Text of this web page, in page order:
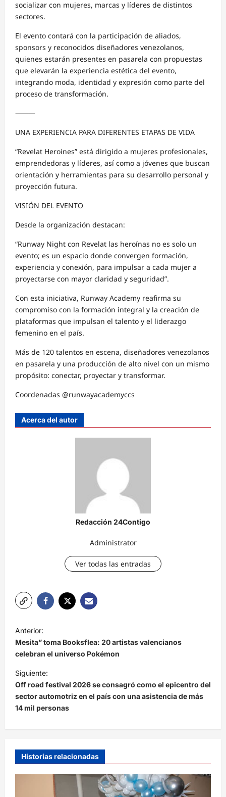
socializar con mujeres, marcas y líderes de distintos
sectores.
El evento contará con la participación de aliados,
sponsors y reconocidos diseñadores venezolanos,
quienes estarán presentes en pasarela con propuestas
que elevarán la experiencia estética del evento,
integrando moda, identidad y expresión como parte del
proceso de transformación.
⸻
UNA EXPERIENCIA PARA DIFERENTES ETAPAS DE VIDA
“Revelat Heroines” está dirigido a mujeres profesionales,
emprendedoras y líderes, así como a jóvenes que buscan
orientación y herramientas para su desarrollo personal y
proyección futura.
VISIÓN DEL EVENTO
Desde la organización destacan:
“Runway Night con Revelat las heroínas no es solo un
evento; es un espacio donde convergen formación,
experiencia y conexión, para impulsar a cada mujer a
proyectarse con mayor claridad y seguridad”.
Con esta iniciativa, Runway Academy reafirma su
compromiso con la formación integral y la creación de
plataformas que impulsan el talento y el liderazgo
femenino en el país.
Más de 120 talentos en escena, diseñadores venezolanos
en pasarela y una producción de alto nivel con un mismo
propósito: conectar, proyectar y transformar.
Coordenadas @runwayacademyccs
Acerca del autor
Redacción 24Contigo
Administrator
Ver todas las entradas
a
v
e
g
a
ó
n
Anterior:
Mesita” toma Booksflea: 20 artistas valencianos
celebran el universo Pokémon
Siguiente:
Off road festival 2026 se consagró como el epicentro del
sector automotriz en el país con una asistencia de más
14 mil personas
Historias relacionadas